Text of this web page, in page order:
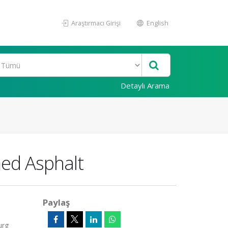
Araştırmacı Girişi English
Detaylı Arama
Asphalt
Paylaş